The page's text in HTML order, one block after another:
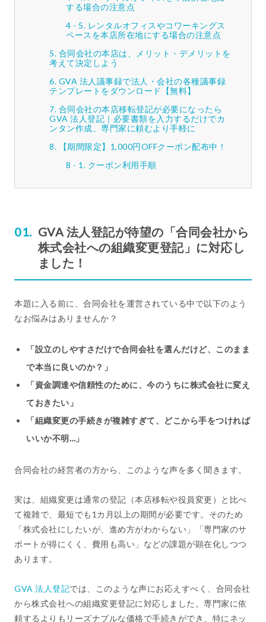
する場合の注意点
レンタルオフィスやコワーキングス
ペースを本店所在地にする場合の注意点
合同会社の本店は、メリット・デメリットを
考えて決定しよう
GVA 法人議事録で法人・会社の各種議事録
テンプレートをダウンロード【無料】
合同会社の本店移転登記が必要になったら
GVA 法人登記｜必要書類を入力するだけでカ
ンタン作成、専門家に頼むより手軽に
【期間限定】1,000円OFFクーポン配布中！
クーポン利用手順
GVA 法人登記が待望の「合同会社から
株式会社への組織変更登記」に対応し
ました！
本題に入る前に、合同会社を運営されている中で以下のよう
なお悩みはありませんか？
「設立のしやすさだけで合同会社を選んだけど、このまま
で本当に良いのか？」
「資金調達や信頼性のために、今のうちに株式会社に変え
ておきたい」
「組織変更の手続きが複雑すぎて、どこから手をつければ
いいか不明…」
合同会社の経営者の方から、このような声を多く聞きます。
実は、組織変更は通常の登記（本店移転や役員変更）と比べ
て複雑で、最短でも1カ月以上の期間が必要です。そのため
「株式会社にしたいが、進め方がわからない」「専門家のサ
ポートが得にくく、費用も高い」などの課題が顕在化しつつ
あります。
GVA 法人登記では、このような声にお応えすべく、合同会社
から株式会社への組織変更登記に対応しました。専門家に依
頼するよりもリーズナブルな価格で手続きができ、特にネッ